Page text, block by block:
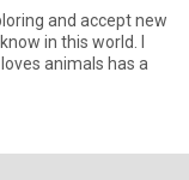
and accept new
in this world. I
animals has a